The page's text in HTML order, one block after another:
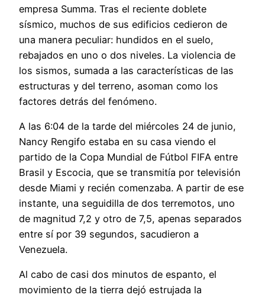
empresa Summa. Tras el reciente doblete
sísmico, muchos de sus edificios cedieron de
una manera peculiar: hundidos en el suelo,
rebajados en uno o dos niveles. La violencia de
los sismos, sumada a las características de las
estructuras y del terreno, asoman como los
factores detrás del fenómeno.
A las 6:04 de la tarde del miércoles 24 de junio,
Nancy Rengifo estaba en su casa viendo el
partido de la Copa Mundial de Fútbol FIFA entre
Brasil y Escocia, que se transmitía por televisión
desde Miami y recién comenzaba. A partir de ese
instante, una seguidilla de dos terremotos, uno
de magnitud 7,2 y otro de 7,5, apenas separados
entre sí por 39 segundos, sacudieron a
Venezuela.
Al cabo de casi dos minutos de espanto, el
movimiento de la tierra dejó estrujada la